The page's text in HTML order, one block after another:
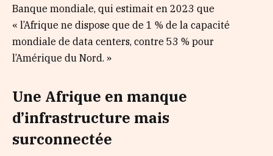
Banque mondiale, qui estimait en 2023 que
« l’Afrique ne dispose que de 1 % de la capacité
mondiale de data centers, contre 53 % pour
l’Amérique du Nord. »
Une Afrique en manque
d’infrastructure mais
surconnectée